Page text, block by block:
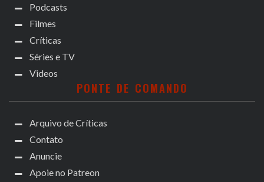
Podcasts
Filmes
Críticas
Séries e TV
Videos
PONTE DE COMANDO
Arquivo de Críticas
Contato
Anuncie
Apoie no Patreon